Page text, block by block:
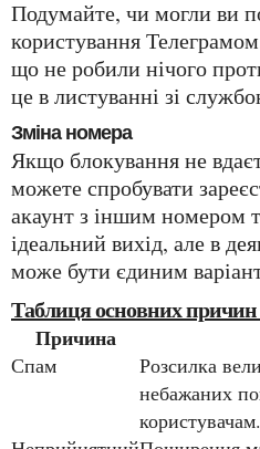
Подумайте, чи могли ви порушити правила
користування
що не робили нічого
це в листуванні зі
Зміна номера
Якщо блокування не вдається зняти, ви
можете спробувати
акаунт з іншим номером
ідеальний вихід, але в
може бути єдиним
Таблиця основних
Причина
Спам
Розсилка великої кількості
небажаних
користувачам.